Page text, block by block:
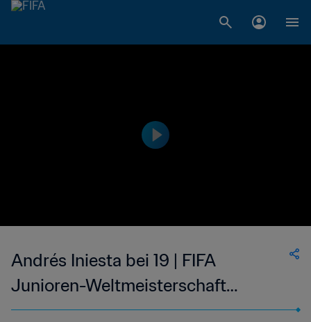
Andrés Iniesta bei 19 | FIFA
Junioren-Weltmeisterschaft
Vereinigte Arabische Emirate